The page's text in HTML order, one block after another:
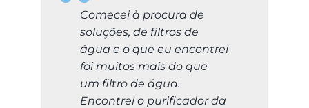
Comecei à procura de
soluções, de filtros de
água e o que eu encontrei
foi muitos mais do que
um filtro de água.
Encontrei o purificador da